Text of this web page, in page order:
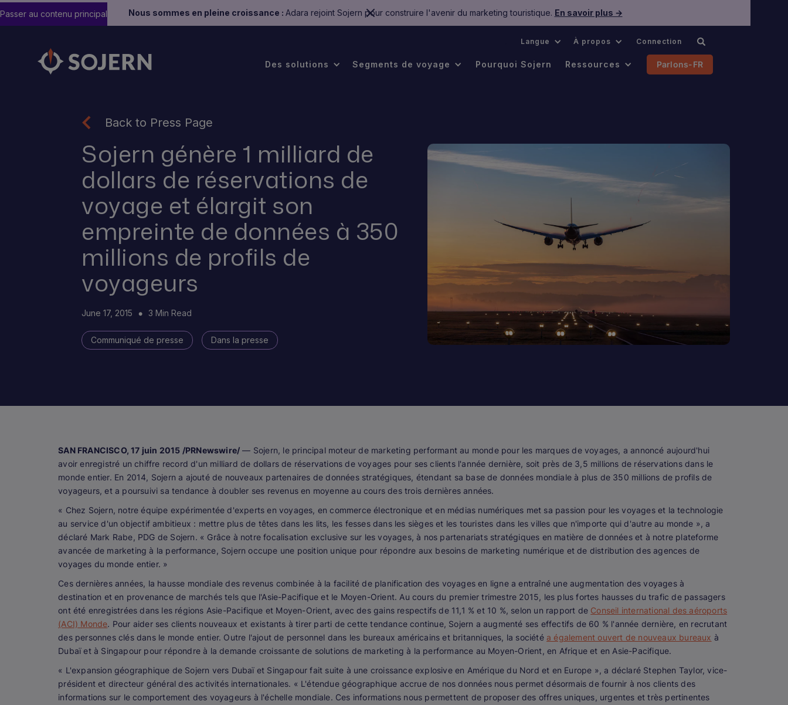
Nous sommes en pleine croissance : Adara rejoint Sojern pour construire l'avenir du marketing touristique. En savoir plus →
Passer au contenu principal
Langue À propos Connection
Des solutions Segments de voyage Pourquoi Sojern Ressources Parlons-FR
Back to Press Page
Sojern génère 1 milliard de
dollars de réservations de
voyage et élargit son
empreinte de données à 350
millions de profils de
voyageurs
June 17, 2015 3 Min Read
Communiqué de presse Dans la presse
SAN FRANCISCO, 17 juin 2015 /PRNewswire/ — Sojern, le principal moteur de marketing performant au monde pour les marques de voyages, a annoncé aujourd'hui
avoir enregistré un chiffre record d'un milliard de dollars de réservations de voyages pour ses clients l'année dernière, soit près de 3,5 millions de réservations dans le
monde entier. En 2014, Sojern a ajouté de nouveaux partenaires de données stratégiques, étendant sa base de données mondiale à plus de 350 millions de profils de
voyageurs, et a poursuivi sa tendance à doubler ses revenus en moyenne au cours des trois dernières années.
« Chez Sojern, notre équipe expérimentée d'experts en voyages, en commerce électronique et en médias numériques met sa passion pour les voyages et la technologie
au service d'un objectif ambitieux : mettre plus de têtes dans les lits, les fesses dans les sièges et les touristes dans les villes que n'importe qui d'autre au monde », a
déclaré Mark Rabe, PDG de Sojern. « Grâce à notre focalisation exclusive sur les voyages, à nos partenariats stratégiques en matière de données et à notre plateforme
avancée de marketing à la performance, Sojern occupe une position unique pour répondre aux besoins de marketing numérique et de distribution des agences de
voyages du monde entier. »
Ces dernières années, la hausse mondiale des revenus combinée à la facilité de planification des voyages en ligne a entraîné une augmentation des voyages à
destination et en provenance de marchés tels que l'Asie-Pacifique et le Moyen-Orient. Au cours du premier trimestre 2015, les plus fortes hausses du trafic de passagers
ont été enregistrées dans les régions Asie-Pacifique et Moyen-Orient, avec des gains respectifs de 11,1 % et 10 %, selon un rapport de Conseil international des aéroports
(ACI) Monde. Pour aider ses clients nouveaux et existants à tirer parti de cette tendance continue, Sojern a augmenté ses effectifs de 60 % l'année dernière, en recrutant
des personnes clés dans le monde entier. Outre l'ajout de personnel dans les bureaux américains et britanniques, la société a également ouvert de nouveaux bureaux à
Dubaï et à Singapour pour répondre à la demande croissante de solutions de marketing à la performance au Moyen-Orient, en Afrique et en Asie-Pacifique.
« L'expansion géographique de Sojern vers Dubaï et Singapour fait suite à une croissance explosive en Amérique du Nord et en Europe », a déclaré Stephen Taylor, vice-
président et directeur général des activités internationales. « L'étendue géographique accrue de nos données nous permet désormais de fournir à nos clients des
informations sur le comportement des voyageurs à l'échelle mondiale. Ces informations nous permettent de proposer des offres uniques, urgentes et très pertinentes